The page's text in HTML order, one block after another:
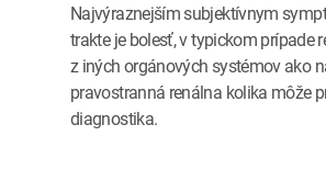
Najvýraznejším subjektívnym
trakte je bolesť, v typickom
z iných orgánových systémov ako
pravostranná renálna kolika môže
diagnostika.